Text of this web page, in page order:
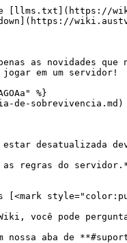
[llms.txt](https://
as novidades
em um servidor!
%}
de-sobrevivencia.md)
estar desatualizada
as regras do
[<mark
você pode
nossa aba de